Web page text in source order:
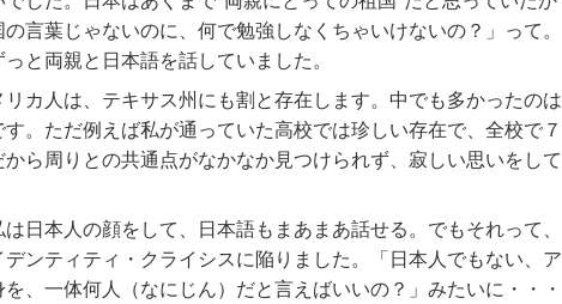
言葉じゃないのに、何で勉強しなくちゃいけないの？」って。
と両親と日本語を話していました。
カ人は、テキサス州にも割と存在します。中でも多かったのは
。ただ例えば私が通っていた高校では珍しい存在で、全校で７
ら周りとの共通点がなかなか見つけられず、寂しい思いをして
日本人の顔をして、日本語もまあまあ話せる。でもそれって、
ンティティ・クライシスに陥りました。「日本人でもない、ア
、一体何人（なにじん）だと言えばいいの？」みたいに・・・